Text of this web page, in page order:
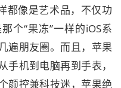
都像是艺术品，不仅功
个“果冻”一样的iOS系
遍朋友圈。而且，苹果
手机到电脑再到手表，
颜控兼科技迷，苹果绝